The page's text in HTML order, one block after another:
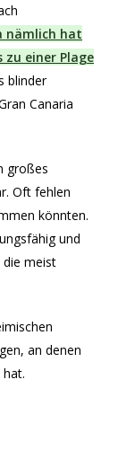
nämlich hat
einer Plage
blinder
Canaria
großes
Oft fehlen
könnten.
und
die meist
an denen